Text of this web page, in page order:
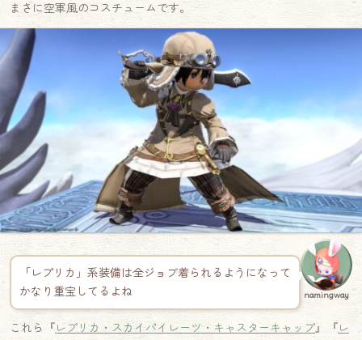
まさに空軍風のコスチュームです。
「レプリカ」系装備は全ジョブ着られるようになって
かなり重宝してるよね
namingway
これら『レプリカ・スカイパイレーツ・キャスターキャップ』『レ